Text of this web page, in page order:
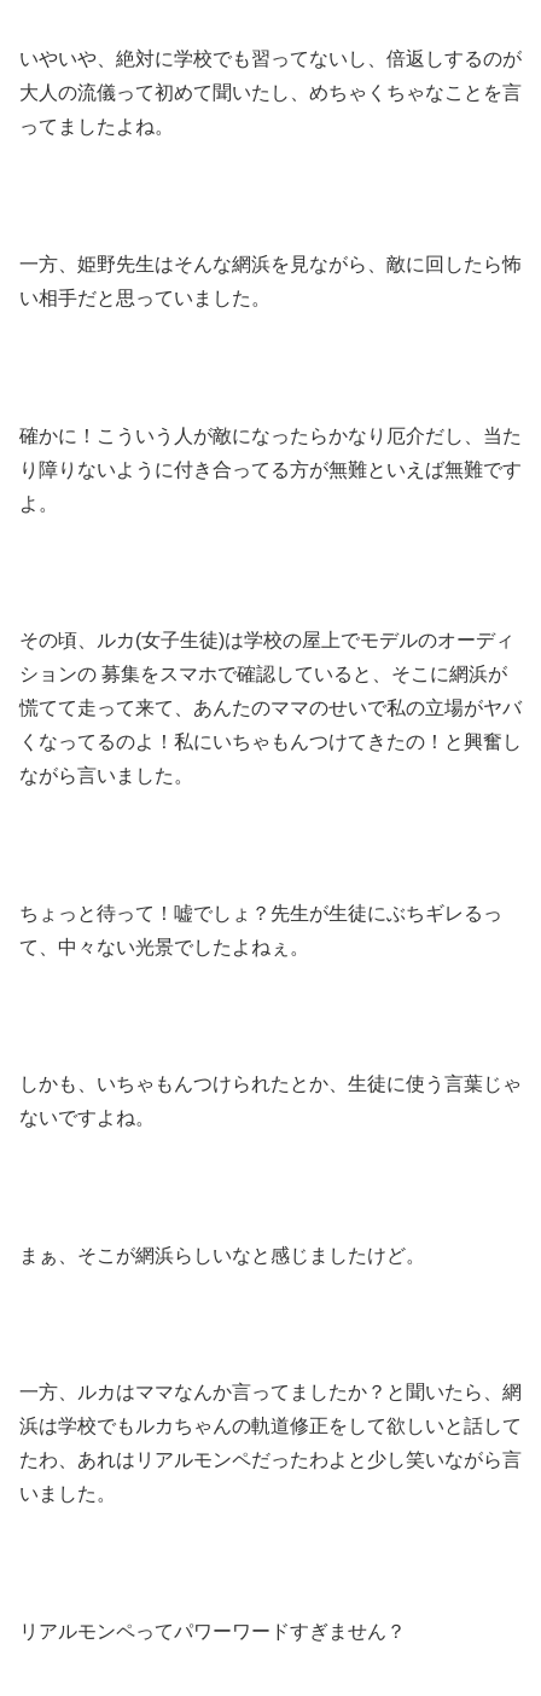
いやいや、絶対に学校でも習ってないし、倍返しするのが
大人の流儀って初めて聞いたし、めちゃくちゃなことを言
ってましたよね。
一方、姫野先生はそんな網浜を見ながら、敵に回したら怖
い相手だと思っていました。
確かに！こういう人が敵になったらかなり厄介だし、当た
り障りないように付き合ってる方が無難といえば無難です
よ。
その頃、ルカ(女子生徒)は学校の屋上でモデルのオーディ
ションの 募集をスマホで確認していると、そこに網浜が
慌てて走って来て、あんたのママのせいで私の立場がヤバ
くなってるのよ！私にいちゃもんつけてきたの！と興奮し
ながら言いました。
ちょっと待って！嘘でしょ？先生が生徒にぶちギレるっ
て、中々ない光景でしたよねぇ。
しかも、いちゃもんつけられたとか、生徒に使う言葉じゃ
ないですよね。
まぁ、そこが網浜らしいなと感じましたけど。
一方、ルカはママなんか言ってましたか？と聞いたら、網
浜は学校でもルカちゃんの軌道修正をして欲しいと話して
たわ、あれはリアルモンペだったわよと少し笑いながら言
いました。
リアルモンペってパワーワードすぎません？